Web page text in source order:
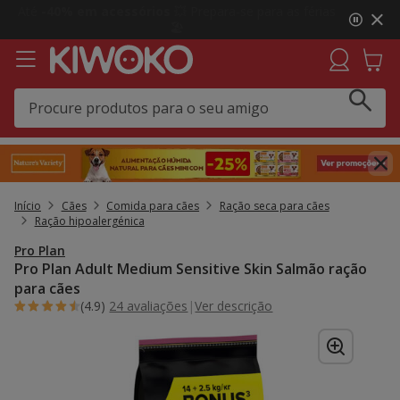
3,
mensagem,
Início Cães Comida para cães
Ração seca para cães
Ração hipoalergénica
Pro Plan
Pro Plan Adult Medium Sensitive Skin Salmão ração
para cães
(4.9) 24 avaliações |Ver descrição